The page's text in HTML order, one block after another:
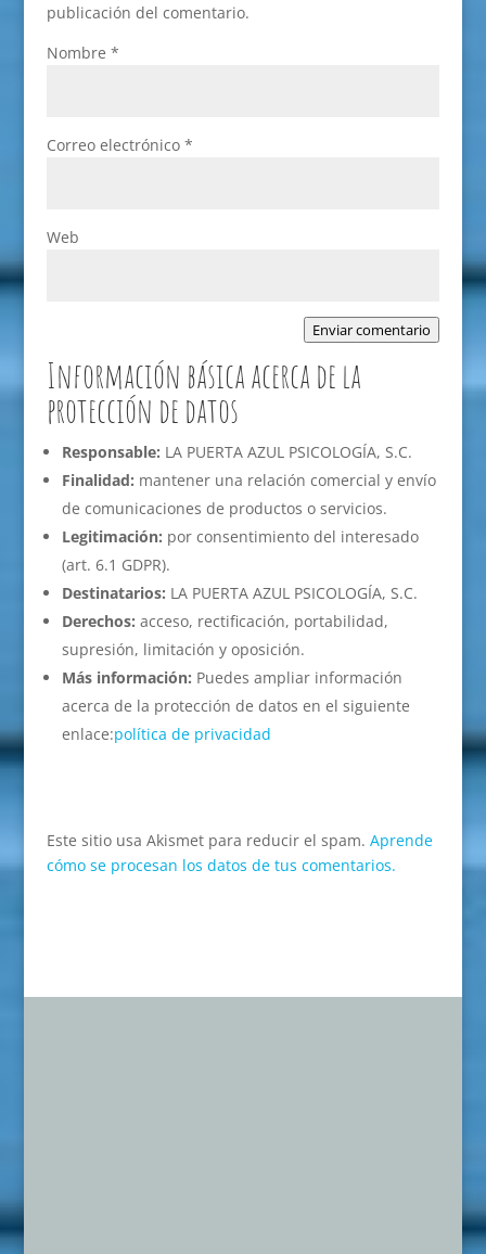
publicación del comentario.
Nombre *
Correo electrónico *
Web
Enviar comentario
Información básica acerca de la
protección de datos
Responsable: LA PUERTA AZUL PSICOLOGÍA, S.C.
Finalidad: mantener una relación comercial y envío
de comunicaciones de productos o servicios.
Legitimación: por consentimiento del interesado
(art. 6.1 GDPR).
Destinatarios: LA PUERTA AZUL PSICOLOGÍA, S.C.
Derechos: acceso, rectificación, portabilidad,
supresión, limitación y oposición.
Más información: Puedes ampliar información
acerca de la protección de datos en el siguiente
enlace:política de privacidad
Este sitio usa Akismet para reducir el spam. Aprende
cómo se procesan los datos de tus comentarios.